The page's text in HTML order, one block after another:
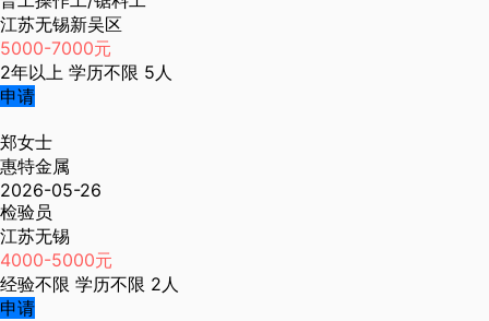
江苏无锡新吴区
5000-7000元
2年以上 学历不限 5人
申请
郑女士
惠特金属
2026-05-26
检验员
江苏无锡
4000-5000元
经验不限 学历不限 2人
申请